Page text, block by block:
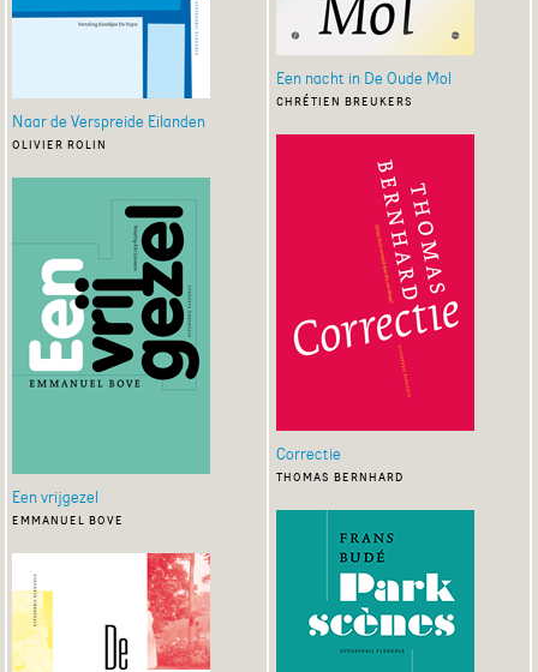
Naar de Verspreide Eilanden
olivier rolin
Een vrijgezel
emmanuel bove
Een nacht in De Oude Mol
chrétien breukers
Correctie
thomas bernhard